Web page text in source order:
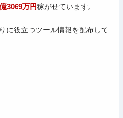
3069万円稼がせています。
に役立つツール情報を配布して